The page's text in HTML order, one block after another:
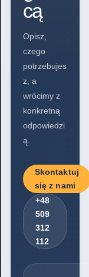
cą
Opisz,
czego
potrzebujes
z, a
wrócimy z
konkretną
odpowiedzi
ą.
Skontaktuj
się z nami
+48
509
312
112